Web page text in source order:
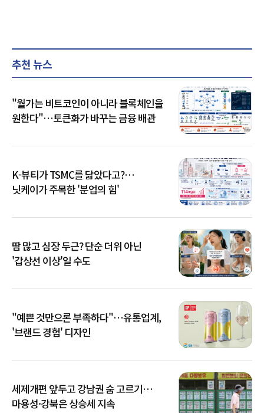
추천 뉴스
"월가는 비트코인이 아니라 블록체인을
원한다"…토큰화가 바꾸는 금융 배관
K-뷰티가 TSMC를 닮았다고?…
닛케이가 주목한 '분업의 힘'
땀 많고 심장 두근? 단순 더위 아닌
'갑상선 이상'일 수도
"예쁜 것만으론 부족하다"…유통업계,
'브랜드 경험' 디자인
세제개편 앞두고 강남권 숨 고르기…
마용성·강북은 상승세 지속